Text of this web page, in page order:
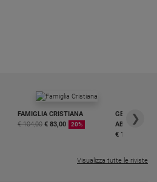
FAMIGLIA CRISTIANA
€ 104,00 € 83,00 20%
GBABY
€ 16,99
❯
Visualizza tutte le riviste